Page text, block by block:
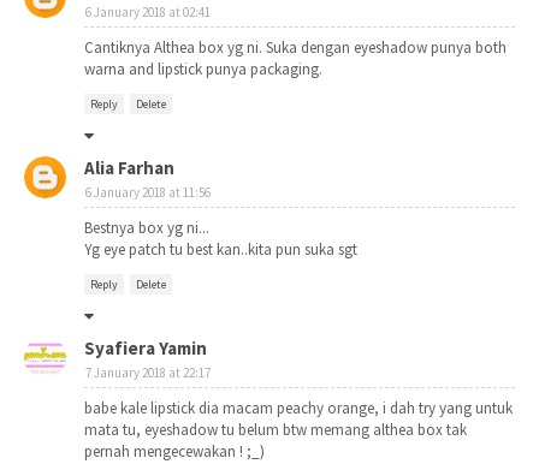
6 January 2018 at 02:41
Cantiknya Althea box yg ni. Suka dengan eyeshadow punya both
warna and lipstick punya packaging.
Reply Delete
Alia Farhan
6 January 2018 at 11:56
Bestnya box yg ni...
Yg eye patch tu best kan..kita pun suka sgt
Reply Delete
Syafiera Yamin
7 January 2018 at 22:17
babe kale lipstick dia macam peachy orange, i dah try yang untuk
mata tu, eyeshadow tu belum btw memang althea box tak
pernah mengecewakan ! ;_)